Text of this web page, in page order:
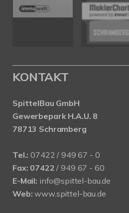
KONTAKT
SpittelBau GmbH
Gewerbepark H.A.U. 8
78713 Schramberg
Tel.: 07422 / 949 67 - 0
Fax: 07422 / 949 67 - 60
E-Mail: info@spittel-bau.de
Web: www.spittel-bau.de